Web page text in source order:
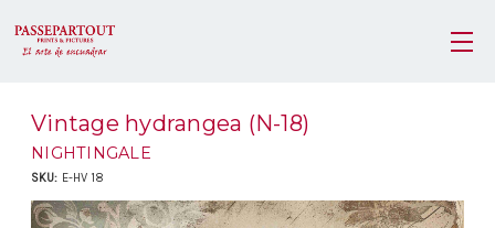
Vintage hydrangea (N-18)
NIGHTINGALE
SKU: E-HV 18